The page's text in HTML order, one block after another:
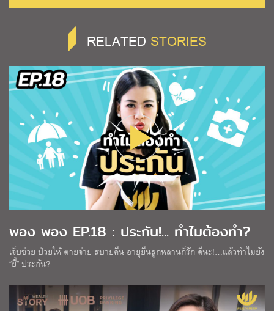
RELATED STORIES
พอง พอง EP.18 : ประกัน!... ทำไมต้องทำ?
เจ็บช่วย ป่วยให้ ตายจ่าย สบายคืน อายุยืนลูกหลานก็รัก ดีนะ!…แล้วทำไมยัง
“ยี้” ประกัน?